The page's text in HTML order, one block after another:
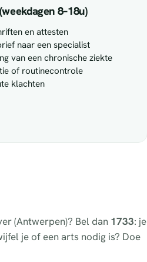
8–18u)
en attesten
naar een specialist
van een chronische ziekte
of routinecontrole
klachten
(Antwerpen)? Bel dan 1733: je
je of een arts nodig is? Doe